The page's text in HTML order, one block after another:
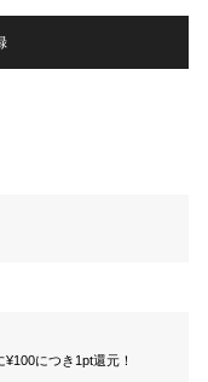
につき1pt還元！